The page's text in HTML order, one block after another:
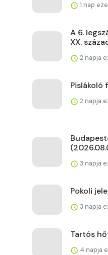
1 nap
A 6.
XX.
2 napja
Pislákoló
2 napja
3 napja
Pokoli
3 napja
Tartós
4 napja